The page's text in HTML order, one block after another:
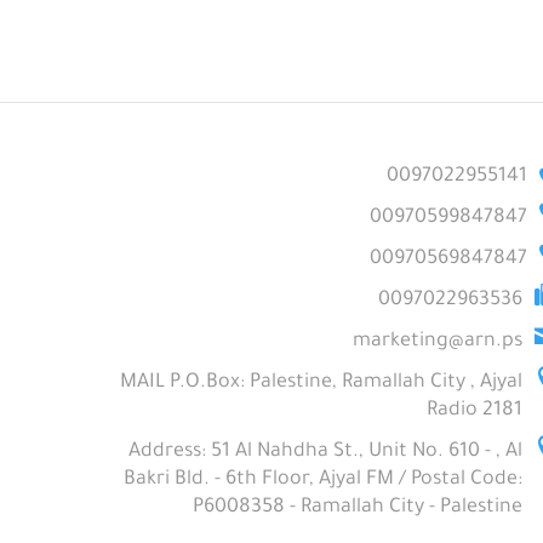
0097022955141
00970599847847
00970569847847
0097022963536
marketing@arn.ps
MAIL P.O.Box: Palestine, Ramallah City , Ajyal
Radio 2181
Address: 51 Al Nahdha St., Unit No. 610 - , Al
Bakri Bld. - 6th Floor, Ajyal FM / Postal Code:
P6008358 - Ramallah City - Palestine